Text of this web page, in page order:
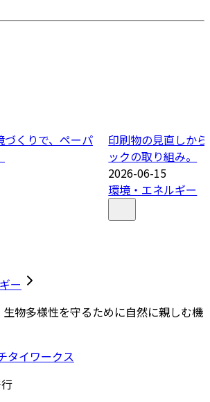
くりで、ペーパ
印刷物の見直しか
ックの取り組み。
2026-06-15
環境・エネルギー
ー
生物多様性を守るために自然に親しむ機